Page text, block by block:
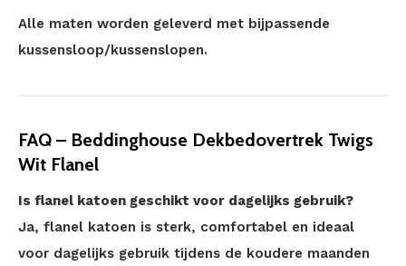
Alle maten worden geleverd met bijpassende
kussensloop/kussenslopen.
FAQ – Beddinghouse Dekbedovertrek Twigs
Wit Flanel
Is flanel katoen geschikt voor dagelijks gebruik?
Ja, flanel katoen is sterk, comfortabel en ideaal
voor dagelijks gebruik tijdens de koudere maanden